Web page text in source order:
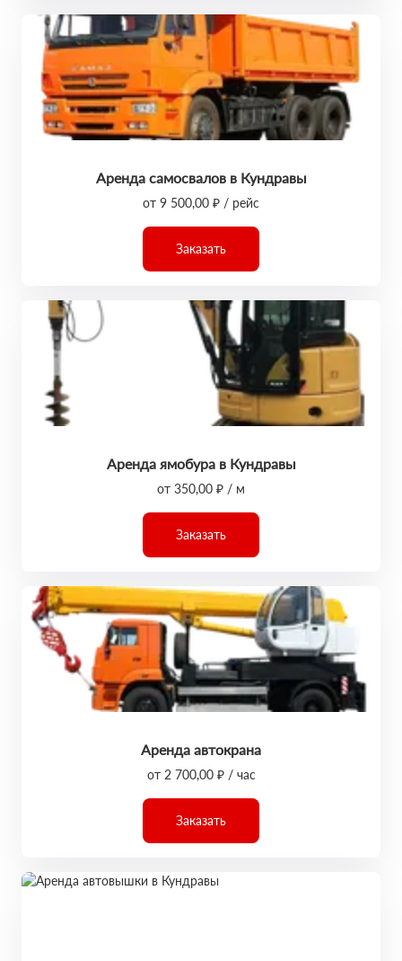
Аренда самосвалов в Кундравы
от 9 500,00 ₽ / рейс
Заказать
Аренда ямобура в Кундравы
от 350,00 ₽ / м
Заказать
Аренда автокрана
от 2 700,00 ₽ / час
Заказать